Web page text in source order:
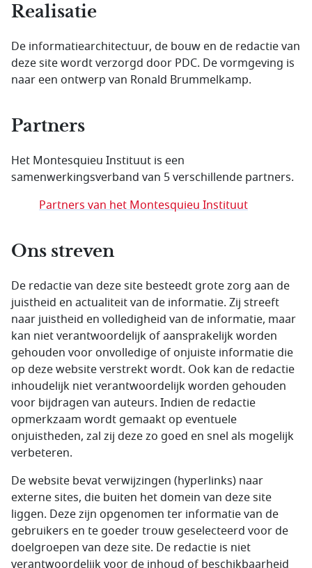
Realisatie
De informatiearchitectuur, de bouw en de redactie van
deze site wordt verzorgd door PDC. De vormgeving is
naar een ontwerp van Ronald Brummelkamp.
Partners
Het Montesquieu Instituut is een
samenwerkingsverband van 5 verschillende partners.
Partners van het Montesquieu Instituut
Ons streven
De redactie van deze site besteedt grote zorg aan de
juistheid en actualiteit van de informatie. Zij streeft
naar juistheid en volledigheid van de informatie, maar
kan niet verantwoordelijk of aansprakelijk worden
gehouden voor onvolledige of onjuiste informatie die
op deze website verstrekt wordt. Ook kan de redactie
inhoudelijk niet verantwoordelijk worden gehouden
voor bijdragen van auteurs. Indien de redactie
opmerkzaam wordt gemaakt op eventuele
onjuistheden, zal zij deze zo goed en snel als mogelijk
verbeteren.
De website bevat verwijzingen (hyperlinks) naar
externe sites, die buiten het domein van deze site
liggen. Deze zijn opgenomen ter informatie van de
gebruikers en te goeder trouw geselecteerd voor de
doelgroepen van deze site. De redactie is niet
verantwoordelijk voor de inhoud of beschikbaarheid